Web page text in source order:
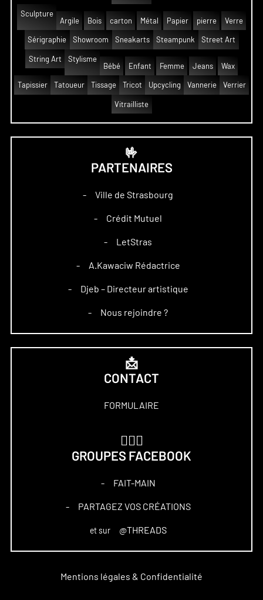
Sculpture
Argile
Bois carton Métal Papier pierre Verre
Sérigraphie Showroom Sneakarts Steampunk Street Art
String Art
Stylisme
Bébé
Enfant Femme Jeans Wax
Tapissier Tatoueur Tissage Tricot Upcycling Vannerie Verrier
Vitrailliste
🤟
PARTENAIRES
– Ville de Strasbourg
– Crédit Mutuel
– LetStras
– A.Kawaciw Rédactrice
– Djeb – Directeur artistique
– Nous rejoindre ?
📩
CONTACT
FORMULAIRE
GROUPES FACEBOOK
– FAIT-MAIN
– PARTAGEZ VOS CRÉATIONS
et sur @THREADS
Mentions légales & Confidentialité